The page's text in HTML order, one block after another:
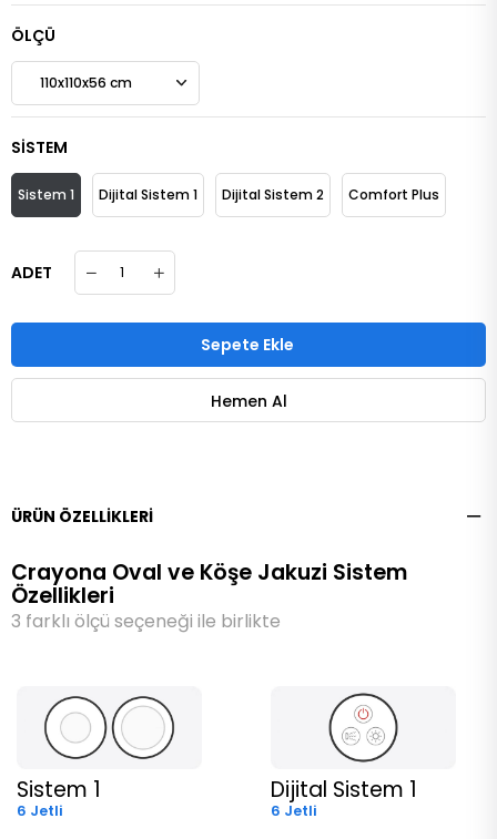
ÖLÇÜ
SİSTEM
Sistem 1 Dijital Sistem 1 Dijital Sistem 2 Comfort Plus
ADET
ÜRÜN ÖZELLIKLERI
Crayona Oval ve Köşe Jakuzi Sistem
Özellikleri
3 farklı ölçü seçeneği ile birlikte
Sistem 1
6 Jetli
Dijital Sistem 1
6 Jetli